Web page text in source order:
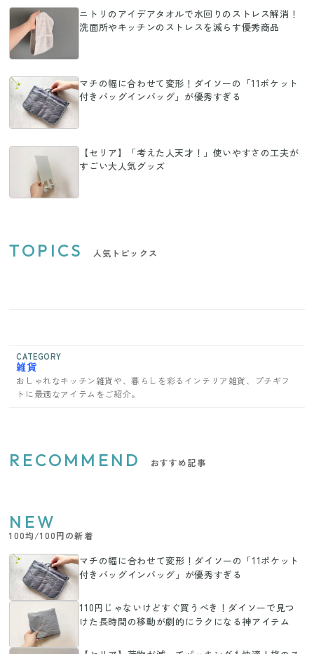
ニトリのアイデアタオルで水回りのストレス解消！
洗面所やキッチンのストレスを減らす優秀商品
マチの幅に合わせて変形！ダイソーの「11ポケット
付きバッグインバッグ」が優秀すぎる
【セリア】「考えた人天才！」使いやすさの工夫が
すごい大人気グッズ
TOPICS 人気トピックス
CATEGORY
雑貨
おしゃれなキッチン雑貨や、暮らしを彩るインテリア雑貨、プチギフ
トに最適なアイテムをご紹介。
RECOMMEND おすすめ記事
NEW
100均/100円の新着
マチの幅に合わせて変形！ダイソーの「11ポケット
付きバッグインバッグ」が優秀すぎる
110円じゃないけどすぐ買うべき！ダイソーで見つ
けた長時間の移動が劇的にラクになる神アイテム